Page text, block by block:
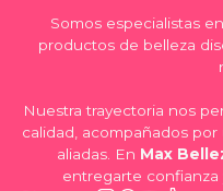
Somos especialistas
productos de belleza
Nuestra trayectoria nos
calidad, acompañados
aliadas. En Max
entregarte confianza